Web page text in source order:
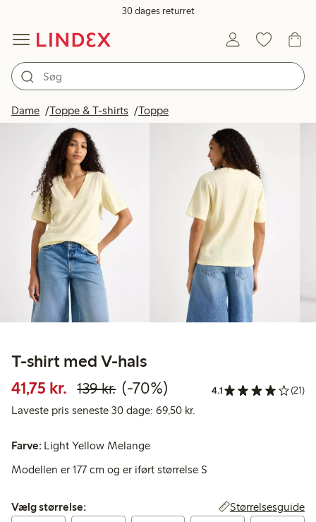
30 dages returret
Dame Toppe & T-shirts Toppe
T-shirt med V-hals
41,75 kr. Nedsat pris: 41,75 kr.
139 kr.Normalpris: 139,00 kr.
70 % rabat
(-70%) 4.1 (21)
Laveste pris seneste 30 dage: 69,50 kr.
Farve: Light Yellow Melange
Modellen er 177 cm og er iført størrelse S
Vælg størrelse:
Vælg størrelse: Størrelsesguide